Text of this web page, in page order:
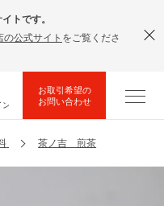
トです。
公式サイト をご覧くださ
茶ノ吉 煎茶